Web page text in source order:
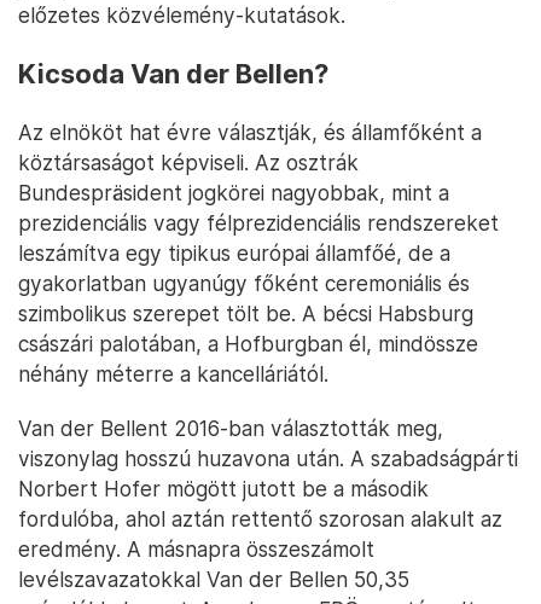
előzetes közvélemény-kutatások.
Kicsoda Van der Bellen?
Az elnököt hat évre választják, és államfőként a
köztársaságot képviseli. Az osztrák
Bundespräsident jogkörei nagyobbak, mint a
prezidenciális vagy félprezidenciális rendszereket
leszámítva egy tipikus európai államfőé, de a
gyakorlatban ugyanúgy főként ceremoniális és
szimbolikus szerepet tölt be. A bécsi Habsburg
császári palotában, a Hofburgban él, mindössze
néhány méterre a kancelláriától.
Van der Bellent 2016-ban választották meg,
viszonylag hosszú huzavona után. A szabadságpárti
Norbert Hofer mögött jutott be a második
fordulóba, ahol aztán rettentő szorosan alakult az
eredmény. A másnapra összeszámolt
levélszavazatokkal Van der Bellen 50,35